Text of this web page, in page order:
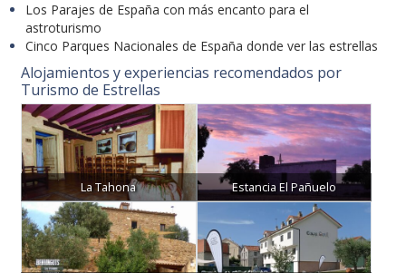
Los Parajes de España con más encanto para el
astroturismo
Cinco Parques Nacionales de España donde ver las estrellas
Alojamientos y experiencias recomendados por
Turismo de Estrellas
La Tahona Estancia El Pañuelo